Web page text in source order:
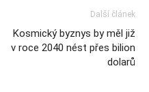
Další článek
Kosmický byznys by měl již
v roce 2040 nést přes bilion
dolarů